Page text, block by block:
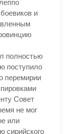
и
полностью
поступило
перемирии
Совет
не мог
или
сирийского